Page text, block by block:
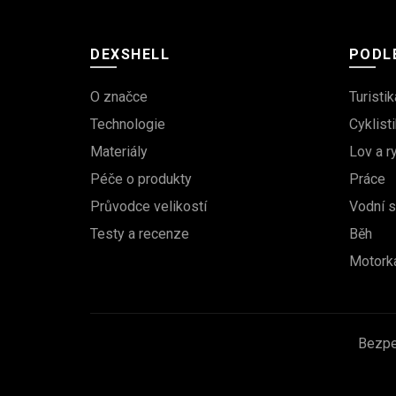
DEXSHELL
O značce
Technologie
Materiály
Péče o produkty
Průvodce velikostí
Testy a recenze
Lov a
Práce
Vodní
Běh